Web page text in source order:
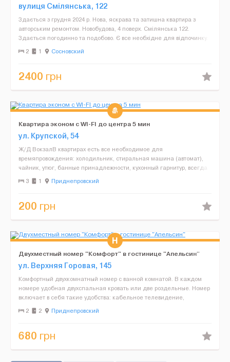
вулиця Смілянська, 122
Здається з грудня 2024 р. Нова, яскрава та затишна квартира з
авторським ремонтом. Новобудова, 4 поверх. Смілянська 122.
Здається погодинно та подобово. Є все необхідне для відпочинку.
В будинку є магазини та кафе. Біля будинку зу...
2 1 Сосновский
2400 грн
Квартира эконом с WI-FI до центра 5 мин
ул. Крупской, 54
Ж/Д ВокзалВ квартирах есть все необходимое для
времяпровождения: холодильник, стиральная машина (автомат),
чайник, утюг, банные принадлежности, кухонный гарнитур, всегда
чистое, свежее постельное белье. Рядом находится круглосуточ...
3 1 Приднепровский
200 грн
Двухместный номер "Комфорт" в гостинице "Апельсин"
ул. Верхняя Горовая, 145
Комфортный двухкомнатный номер с ванной комнатой. В каждом
номере удобная двухспальная кровать или две роздельные. Номер
включает в себя такие удобства: кабельное телевидение,
письменный стол, мини-бар, сейф, кондиционер и бесплат...
2 2 Приднепровский
680 грн